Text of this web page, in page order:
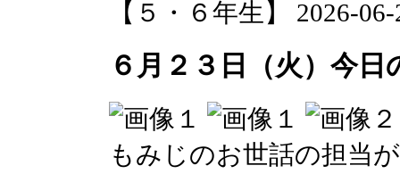
【５・６年生】 2026-
６月２３日（火）今日
もみじのお世話の担当